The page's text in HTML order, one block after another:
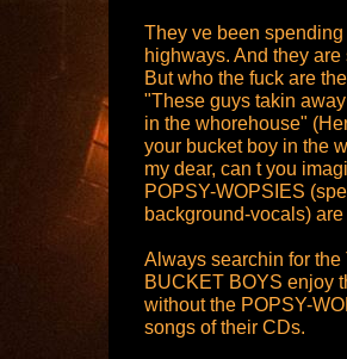
They ve been
highways. And they
But who the fuck are
"These guys takin
in the whorehouse"
your bucket boy in the
my dear, can t you
POPSY-WOPSIES
background-vocals) are
Always searchin for the
BUCKET BOYS enjoy
without the POPSY-
songs of their CDs.